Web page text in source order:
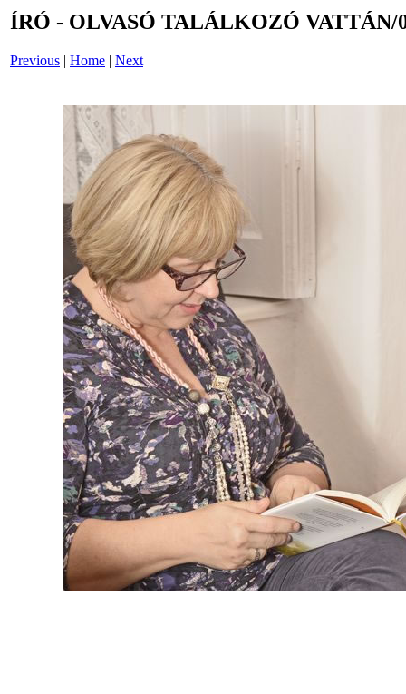
ÍRÓ - OLVASÓ TALÁLKOZÓ VATTÁN/
Previous | Home | Next